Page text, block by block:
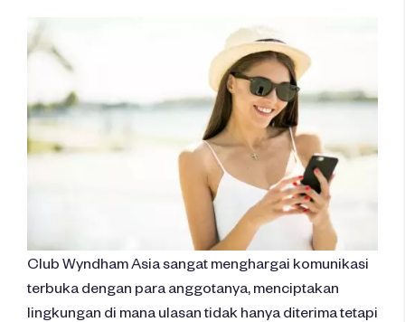
Club Wyndham Asia sangat menghargai komunikasi
terbuka dengan para anggotanya, menciptakan
lingkungan di mana ulasan tidak hanya diterima tetapi